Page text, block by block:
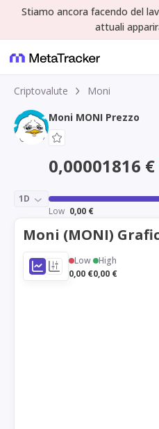
Stiamo ancora facendo del
attuali
Criptovalute
Moni
Moni MONI Prezzo
0,00001816 €
1D
Low 0,00 €
Moni (MONI)
Low
0,00 €
High
0,00 €